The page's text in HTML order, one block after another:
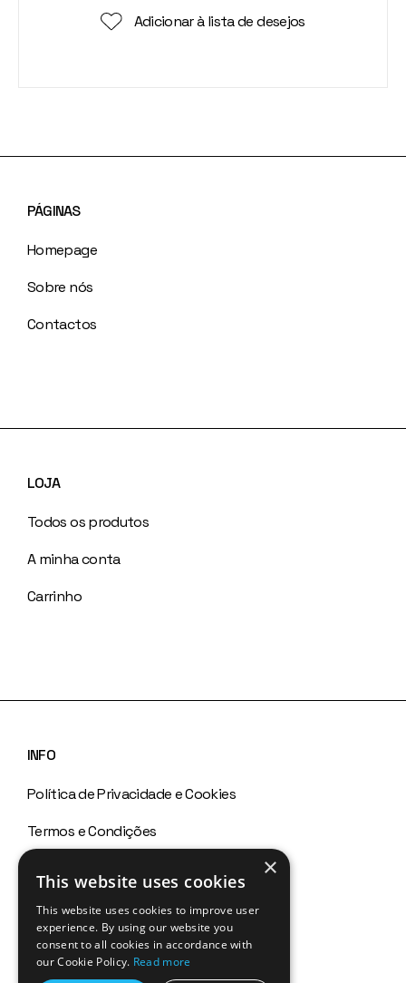
Adicionar à lista de desejos
PÁGINAS
Homepage
Sobre nós
Contactos
LOJA
Todos os produtos
A minha conta
Carrinho
INFO
Política de Privacidade e Cookies
Termos e Condições
Canal de Denúncias
FAQs
×
This website uses cookies
This website uses cookies to improve user
experience. By using our website you
consent to all cookies in accordance with
our Cookie Policy. Read more